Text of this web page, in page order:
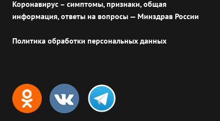
Коронавирус – симптомы, признаки, общая
информация, ответы на вопросы — Минздрав России
Политика обработки персональных данных